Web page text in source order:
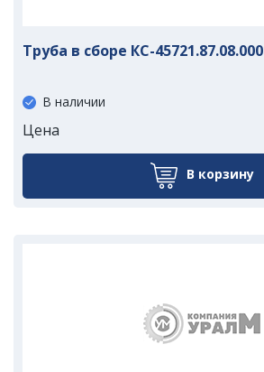
Труба в сборе КС-45721.87.08.000
В наличии
Цена
В корзину